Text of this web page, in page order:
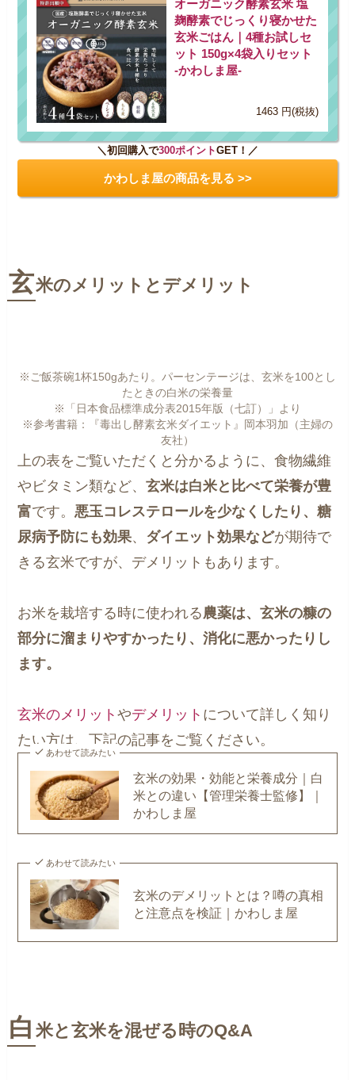
オーガニック酵素玄米 塩
麹酵素でじっくり寝かせた
玄米ごはん｜4種お試しセ
ット 150g×4袋入りセット
-かわしま屋-
1463 円(税抜)
＼初回購入で300ポイントGET！／
かわしま屋の商品を見る >>
玄米のメリットとデメリット
※ご飯茶碗1杯150gあたり。パーセンテージは、玄米を100とし
たときの白米の栄養量
※「日本食品標準成分表2015年版（七訂）」より
※参考書籍：『毒出し酵素玄米ダイエット』岡本羽加（主婦の
友社）
上の表をご覧いただくと分かるように、食物繊維
やビタミン類など、玄米は白米と比べて栄養が豊
富です。悪玉コレステロールを少なくしたり、糖
尿病予防にも効果、 ダイエット効果などが期待で
きる玄米ですが、デメリットもあります。
お米を栽培する時に使われる農薬は、玄米の糠の
部分に溜まりやすかったり、消化に悪かったりし
ます。
玄米のメリットやデメリット について詳しく知り
たい方は、下記の記事をご覧ください。
あわせて読みたい
玄米の効果・効能と栄養成分｜白
米との違い【管理栄養士監修】｜
かわしま屋
あわせて読みたい
玄米のデメリットとは？噂の真相
と注意点を検証｜かわしま屋
白 米と玄米を混ぜる時のQ&A